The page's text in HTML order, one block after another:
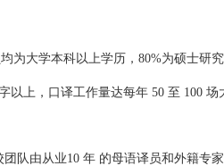
为大学本科以上学历，80%为硕士研
以上，口译工作量达每年 50 至 100 场
队由从业10 年 的母语译员和外籍专